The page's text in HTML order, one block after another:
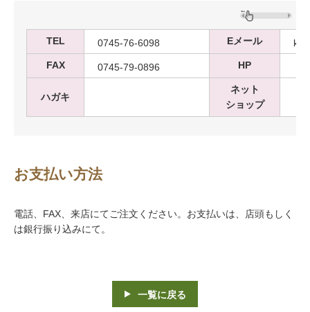
TEL 0745-76-6098 Eメール
FAX
0745-79-0896 HP
ハガキ
ネット
ショップ
お支払い方法
電話、FAX、来店にてご注文ください。お支払いは、店頭もしく
は銀行振り込みにて。
一覧に戻る